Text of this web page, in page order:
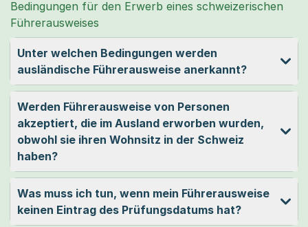
Bedingungen für den Erwerb eines schweizerischen
Führerausweises
Unter welchen Bedingungen werden
ausländische Führerausweise anerkannt?
Werden Führerausweise von Personen
akzeptiert, die im Ausland erworben wurden,
obwohl sie ihren Wohnsitz in der Schweiz
haben?
Was muss ich tun, wenn mein Führerausweise
keinen Eintrag des Prüfungsdatums hat?